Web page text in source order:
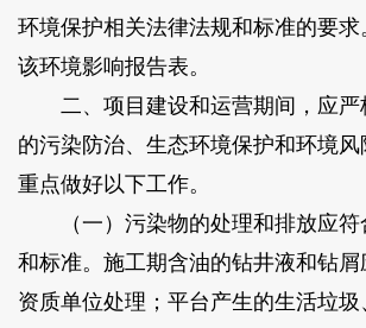
环境保护相关法律法规和标准的要
该环境影响报告表。
二、项目建设和运营期间，应严
的污染防治、生态环境保护和环境
重点做好以下工作。
（一）污染物的处理和排放应符
和标准。施工期含油的钻井液和钻
资质单位处理；平台产生的生活垃